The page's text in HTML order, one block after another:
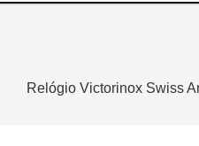
Relógio Victorinox Swiss